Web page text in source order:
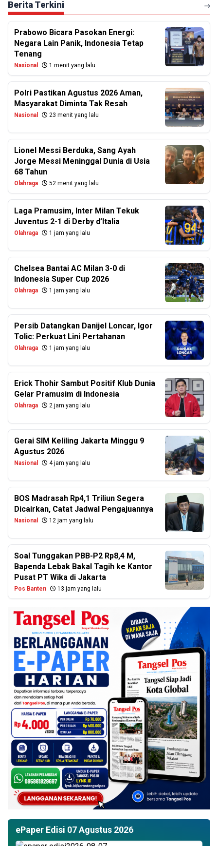
Berita Terkini
Prabowo Bicara Pasokan Energi:
Negara Lain Panik, Indonesia Tetap
Tenang
Nasional 1 menit yang lalu
Polri Pastikan Agustus 2026 Aman,
Masyarakat Diminta Tak Resah
Nasional 23 menit yang lalu
Lionel Messi Berduka, Sang Ayah
Jorge Messi Meninggal Dunia di Usia
68 Tahun
Olahraga 52 menit yang lalu
Laga Pramusim, Inter Milan Tekuk
Juventus 2-1 di Derby d’Italia
Olahraga 1 jam yang lalu
Chelsea Bantai AC Milan 3-0 di
Indonesia Super Cup 2026
Olahraga 1 jam yang lalu
Persib Datangkan Danijel Loncar, Igor
Tolic: Perkuat Lini Pertahanan
Olahraga 1 jam yang lalu
Erick Thohir Sambut Positif Klub Dunia
Gelar Pramusim di Indonesia
Olahraga 2 jam yang lalu
Gerai SIM Keliling Jakarta Minggu 9
Agustus 2026
Nasional 4 jam yang lalu
BOS Madrasah Rp4,1 Triliun Segera
Dicairkan, Catat Jadwal Pengajuannya
Nasional 12 jam yang lalu
Soal Tunggakan PBB-P2 Rp8,4 M,
Bapenda Lebak Bakal Tagih ke Kantor
Pusat PT Wika di Jakarta
Pos Banten 13 jam yang lalu
ePaper Edisi 07 Agustus 2026